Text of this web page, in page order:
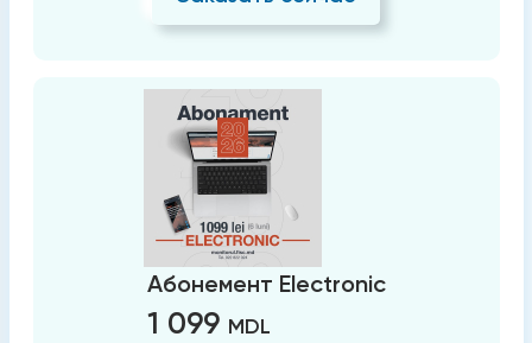
Абонемент Electronic
1 099 MDL